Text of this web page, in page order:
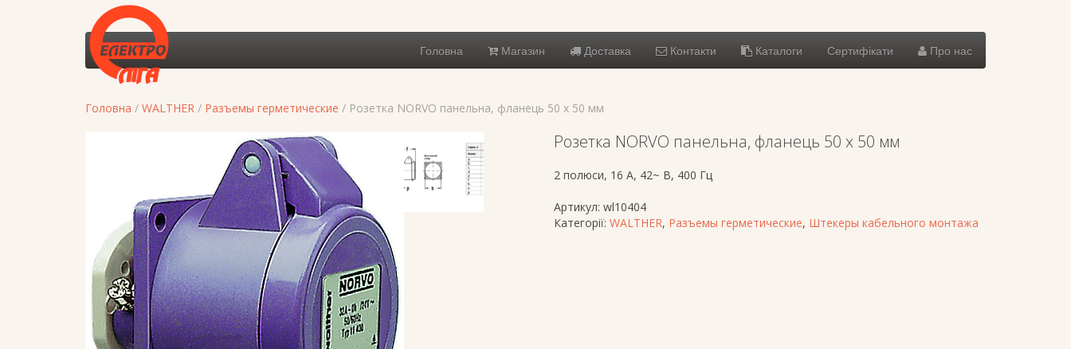
Головна Магазин Доставка Контакти Каталоги Сертифікати Про нас
Головна / WALTHER / Разъемы герметические / Розетка NORVO панельна, фланець 50 х 50 мм
Розетка NORVO панельна, фланець 50 х 50 мм
2 полюси, 16 A, 42~ В, 400 Гц
Артикул: wl10404
Категорії: WALTHER, Разъемы герметические, Штекеры кабельного монтажа